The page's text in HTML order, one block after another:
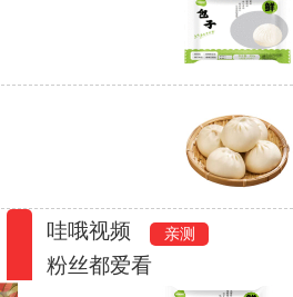
粉丝都爱看
亲测
哇哦视频